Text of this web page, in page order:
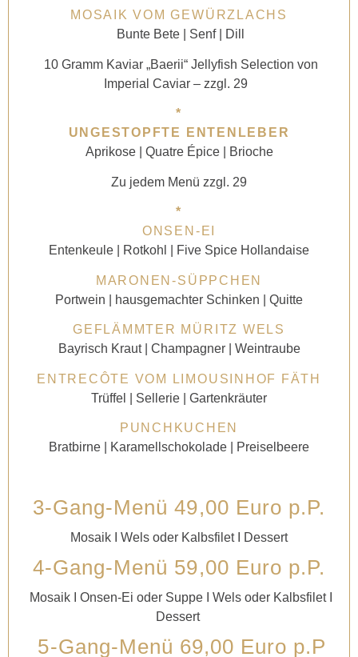
MOSAIK VOM GEWÜRZLACHS
Bunte Bete | Senf | Dill
10 Gramm Kaviar „Baerii“ Jellyfish Selection von
Imperial Caviar – zzgl. 29
*
UNGESTOPFTE ENTENLEBER
Aprikose | Quatre Épice | Brioche
Zu jedem Menü zzgl. 29
*
ONSEN-EI
Entenkeule | Rotkohl | Five Spice Hollandaise
MARONEN-SÜPPCHEN
Portwein | hausgemachter Schinken | Quitte
GEFLÄMMTER MÜRITZ WELS
Bayrisch Kraut | Champagner | Weintraube
ENTRECÔTE VOM LIMOUSINHOF FÄTH
Trüffel | Sellerie | Gartenkräuter
PUNCHKUCHEN
Bratbirne | Karamellschokolade | Preiselbeere
3-Gang-Menü 49,00 Euro p.P.
Mosaik I Wels oder Kalbsfilet I Dessert
4-Gang-Menü 59,00 Euro p.P.
Mosaik I Onsen-Ei oder Suppe I Wels oder Kalbsfilet I
Dessert
5-Gang-Menü 69,00 Euro p.P